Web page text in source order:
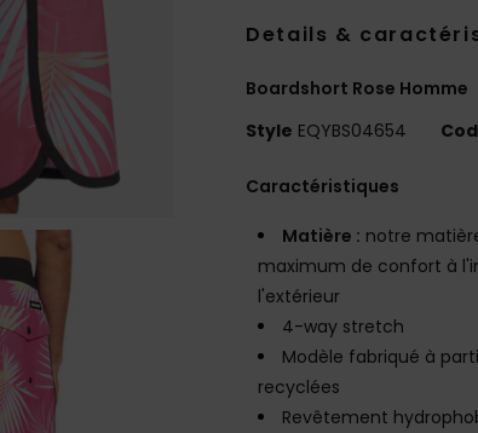
Details &
Boardshort Rose Homme
Style EQYBS04654
Caractéristiques
Matière : notre
maximum de confort à
l'extérieur
4-way stretch
Modèle fabriqué à
recyclées
Revêtement